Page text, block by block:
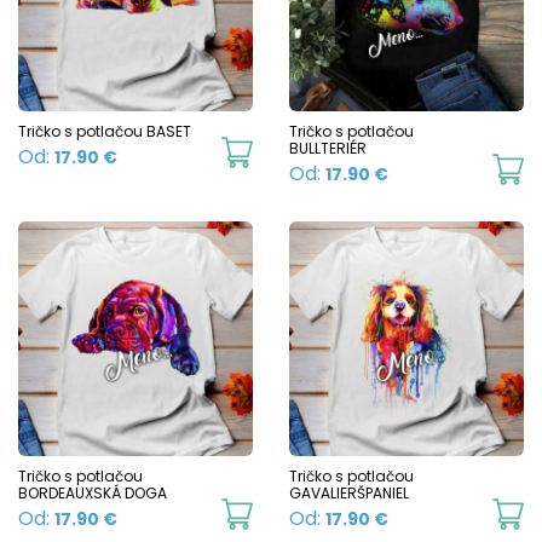
chosen
on
the
product
page
Tričko s potlačou BASET
Od: 17.90 €
This
product
has
multiple
variants.
options
may
be
chosen
Tričko s potlačou
BULLTERIÉR
Od: 17.90 €
Tričko s potlačou
BORDEAUXSKÁ DOGA
Od: 17.90 €
This
Tričko s potlačou
GAVALIERŠPANIEL
Od: 17.90 €